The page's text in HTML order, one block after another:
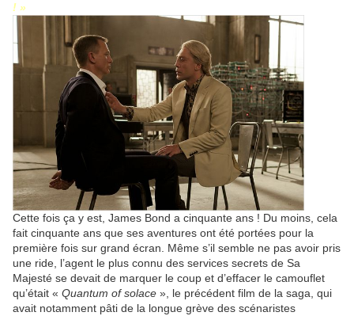
! »
Cette fois ça y est, James Bond a cinquante ans ! Du moins, cela
fait cinquante ans que ses aventures ont été portées pour la
première fois sur grand écran. Même s’il semble ne pas avoir pris
une ride, l’agent le plus connu des services secrets de Sa
Majesté se devait de marquer le coup et d’effacer le camouflet
qu’était « Quantum of solace », le précédent film de la saga, qui
avait notamment pâti de la longue grève des scénaristes